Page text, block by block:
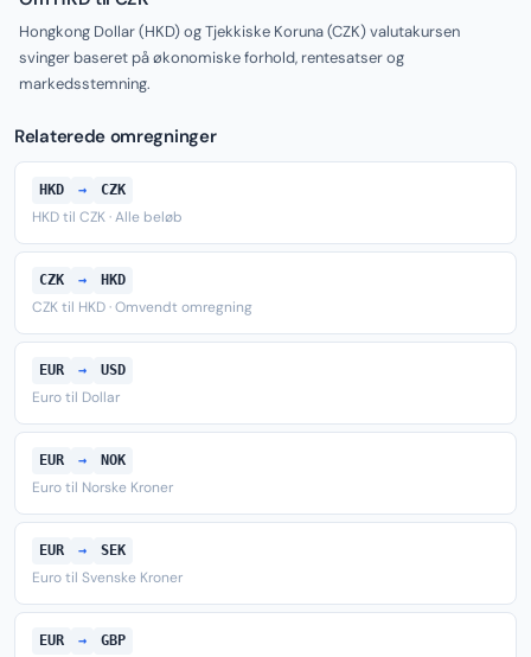
Hongkong Dollar (HKD) og Tjekkiske Koruna (CZK) valutakursen
svinger baseret på økonomiske forhold, rentesatser og
markedsstemning.
Relaterede omregninger
HKD → CZK
HKD til CZK · Alle beløb
CZK → HKD
CZK til HKD · Omvendt omregning
EUR → USD
Euro til Dollar
EUR → NOK
Euro til Norske Kroner
EUR → SEK
Euro til Svenske Kroner
EUR → GBP